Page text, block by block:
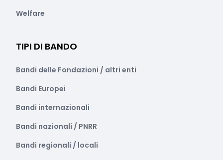
Welfare
TIPI DI BANDO
Bandi delle Fondazioni / altri enti
Bandi Europei
Bandi internazionali
Bandi nazionali / PNRR
Bandi regionali / locali